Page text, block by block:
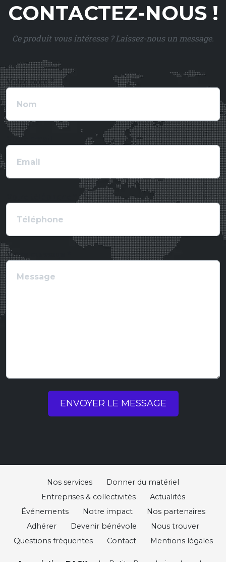
CONTACTEZ-NOUS !
Ce produit vous intéresse ? Laissez-nous un message.
Votre nom *
Votre email
Votre message *
ENVOYER LE MESSAGE
Nos services
Donner du matériel
Entreprises & collectivités
Actualités
Événements
Notre impact
Nos partenaires
Adhérer
Devenir bénévole
Nous trouver
Questions fréquentes
Contact Mentions légales